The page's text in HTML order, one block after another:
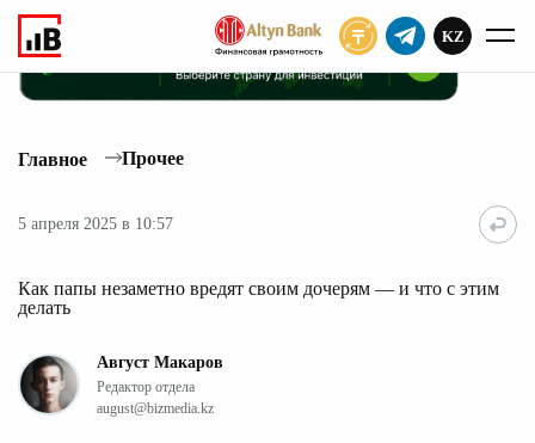
KZ
Главное Прочее
5 апреля 2025 в 10:57
Как папы незаметно вредят своим дочерям — и что с этим
делать
Август Макаров
Редактор отдела
august@bizmedia.kz